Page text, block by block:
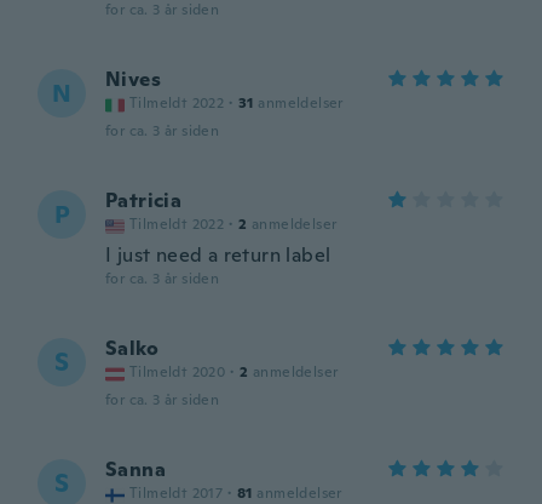
for ca. 3 år siden
N Nives
Tilmeldt 2022 · 31 anmeldelser
for ca. 3 år siden
P Patricia
Tilmeldt 2022 · 2 anmeldelser
I just need a return label
for ca. 3 år siden
S Salko
Tilmeldt 2020 · 2 anmeldelser
for ca. 3 år siden
S Sanna
Tilmeldt 2017 · 81 anmeldelser